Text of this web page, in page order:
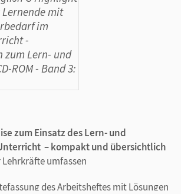
zum Einsatz des Lern- und
– kompakt und übersichtlich
umfassen
des Arbeitsheftes mit Lösungen